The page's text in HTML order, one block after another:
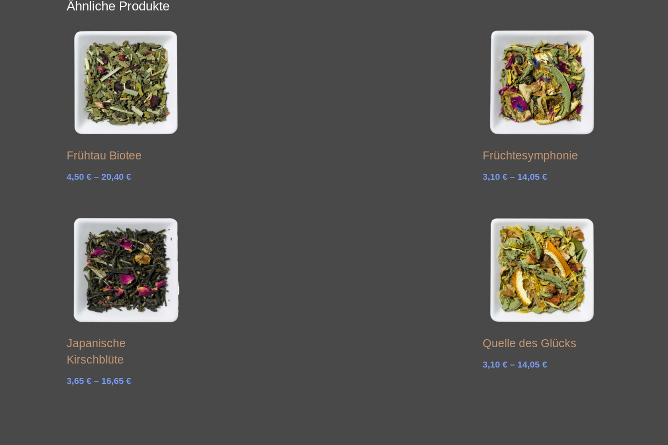
Ähnliche Produkte
Frühtau Biotee
4,50€ –20,40€Preisspanne:
20,40 €
Früchtesymphonie
3,10€ – 14,05€Preisspanne:
14,05 €
Japanische
Kirschblüte
3,65€ – 16,65€Preisspanne:
Quelle des Glücks
3,10€ – 14,05€Preisspanne: